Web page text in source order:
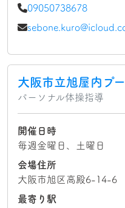
09050738678
大阪市立旭屋内プ
パーソナル体操指導
開催日時
毎週金曜日、土曜日
会場住所
大阪市旭区高殿6-14-6
最寄り駅